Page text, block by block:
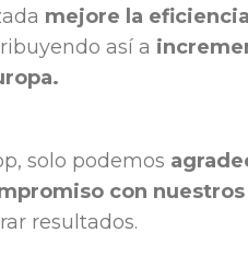
mejore la
así a
solo podemos
con
resultados.